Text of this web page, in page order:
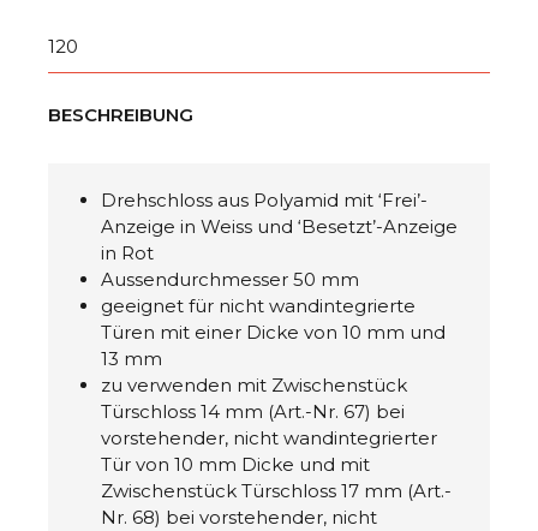
120
BESCHREIBUNG
Drehschloss aus Polyamid mit ‘Frei’-
Anzeige in Weiss und ‘Besetzt’-Anzeige
in Rot
Aussendurchmesser 50 mm
geeignet für nicht wandintegrierte
Türen mit einer Dicke von 10 mm und
13 mm
zu verwenden mit Zwischenstück
Türschloss 14 mm (Art.-Nr. 67) bei
vorstehender, nicht wandintegrierter
Tür von 10 mm Dicke und mit
Zwischenstück Türschloss 17 mm (Art.-
Nr. 68) bei vorstehender, nicht